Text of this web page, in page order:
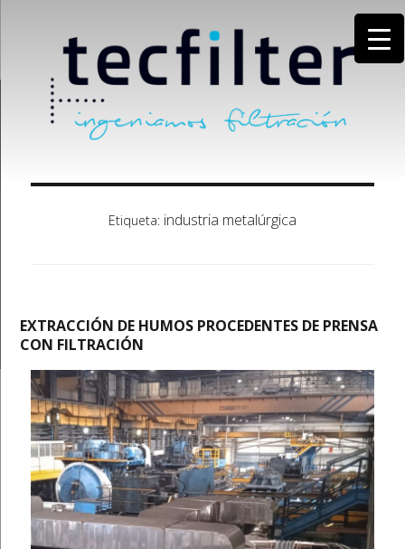
Etiqueta: industria metalúrgica
EXTRACCIÓN DE HUMOS PROCEDENTES DE PRENSA
CON FILTRACIÓN